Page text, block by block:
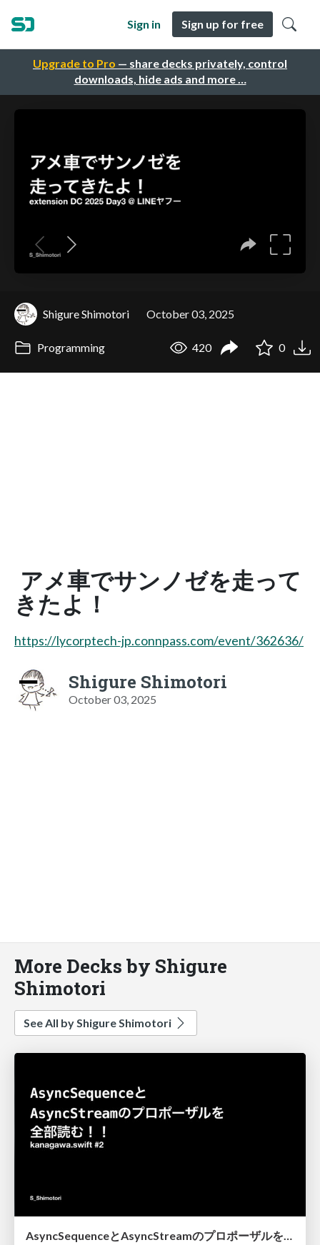
Upgrade to Pro — share decks privately, control
downloads, hide ads and more …
Sign in Sign up for free
Shigure Shimotori October 03, 2025
Programming 420 0
アメ車でサンノゼを走って
きたよ！
https://lycorptech-jp.connpass.com/event/362636/
Shigure Shimotori
October 03, 2025
More Decks by Shigure
Shimotori
See All by Shigure Shimotori
AsyncSequenceとAsyncStreamのプロポーザルを全部読む！！